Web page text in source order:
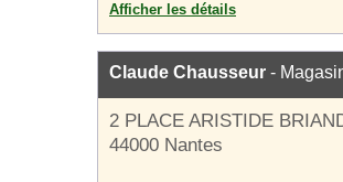
Afficher les détails
Claude Chausseur -
2 PLACE ARISTIDE
44000 Nantes